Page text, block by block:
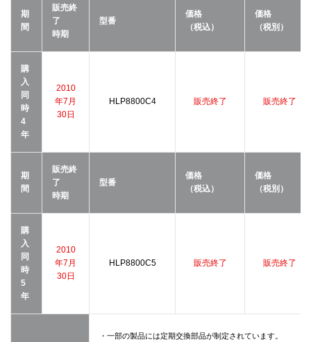
期
間
販売終
了
時期
型番
価格
（税込）
価格
（税別）
購
入
同
時
4
年
2010
年7月
30日
HLP8800C4 販売終了 販売終了
期
間
販売終
了
時期
型番
価格
（税込）
価格
（税別）
購
入
同
時
5
年
2010
年7月
30日
HLP8800C5 販売終了 販売終了
・一部の製品には定期交換部品が制定されています。